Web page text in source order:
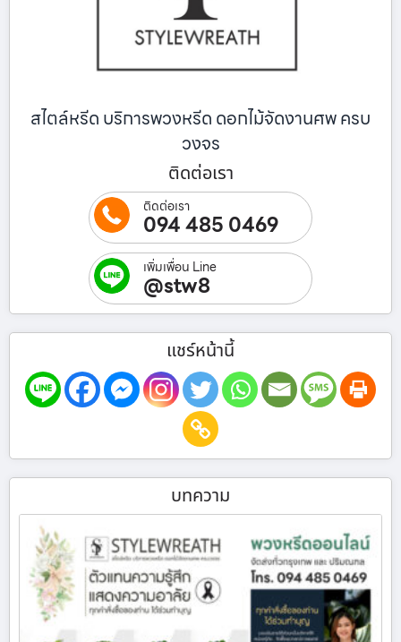
สไตล์หรีด บริการพวงหรีด ดอกไม้จัดงานศพ ครบ
วงจร
ติดต่อเรา
ติดต่อเรา
094 485 0469
เพิ่มเพื่อน Line
@stw8
แชร์หน้านี้
บทความ